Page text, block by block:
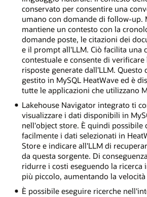
conservato per consentire una
umano con domande di follow-up.
mantiene un contesto con la
domande poste, le citazioni dei
e il prompt all'LLM. Ciò facilita una
contestuale e consente di
risposte generate dall'LLM. Questo
gestito in MySQL HeatWave ed è
tutte le applicazioni che utilizzano
Lakehouse Navigator integrato ti
visualizzare i dati disponibili in
nell'object store. È quindi possibile
facilmente i dati selezionati in
Store e indicare all'LLM di
da questa sorgente. Di
ridurre i costi eseguendo la ricerca
più piccolo, aumentando la
È possibile eseguire ricerche